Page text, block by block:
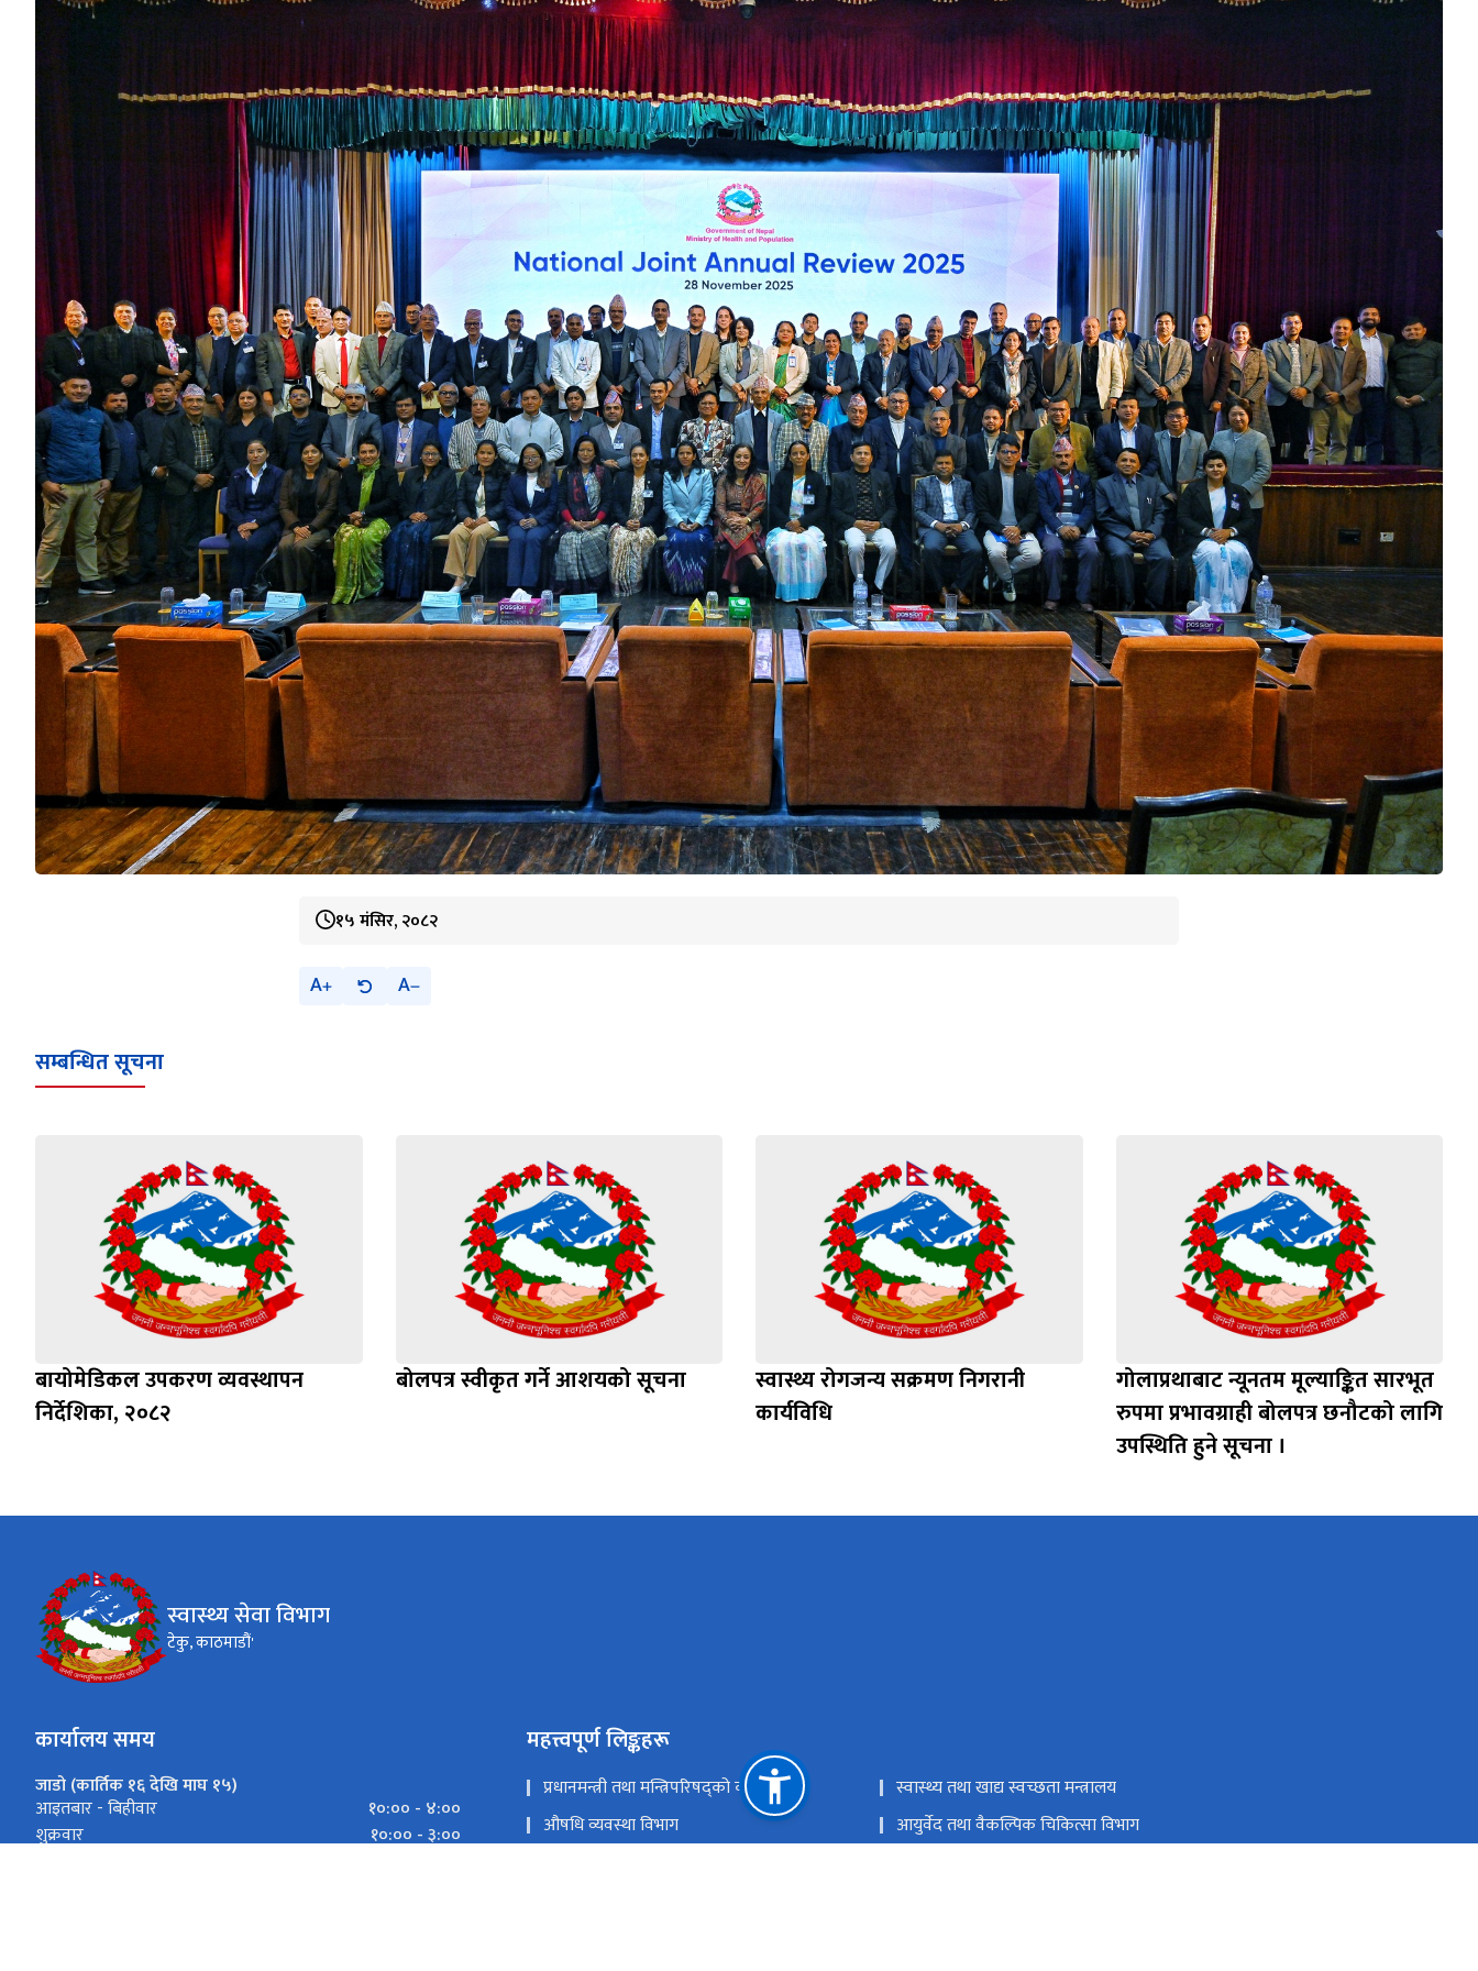
१५ मंसिर, २०८२
A A
सम्बन्धित सूचना
बायोमेडिकल उपकरण व्यवस्थापन
निर्देशिका, २०८२
बोलपत्र स्वीकृत गर्ने आशयको सूचना
स्वास्थ्य रोगजन्य सक्रमण निगरानी
कार्यविधि
गोलाप्रथाबाट न्यूनतम मूल्याङ्कित सारभूत
रुपमा प्रभावग्राही बोलपत्र छनौटको लागि
उपस्थिति हुने सूचना ।
स्वास्थ्य सेवा विभाग
टेकु, काठमाडौं'
कार्यालय समय
जाडो (कार्तिक १६ देखि माघ १५)
आइतबार - बिहीवार
१०:०० - ४:००
शुक्रवार
१०:०० - ३:००
महत्त्वपूर्ण लिङ्कहरू
प्रधानमन्त्री तथा मन्त्रिपरिषद्को कार्यालय
स्वास्थ्य तथा खाद्य स्वच्छता मन्त्रालय
औषधि व्यवस्था विभाग
आयुर्वेद तथा वैकल्पिक चिकित्सा विभाग